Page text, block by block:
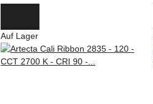
Auf Lager